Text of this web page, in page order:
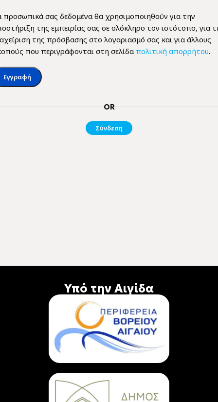
προσωπικά σας δεδομένα θα χρησιμοποιηθούν για την
της εμπειρίας σας σε ολόκληρο τον ιστότοπο, για
της πρόσβασης στο λογαριασμό σας και για άλλους
που περιγράφονται στη σελίδα πολιτική απορρήτου.
Εγγραφή
OR
Σύνδεση
Υπό την Αιγίδα